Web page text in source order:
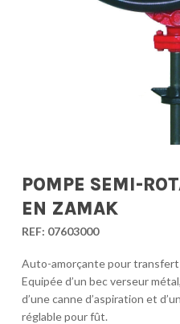
POMPE SEMI-
EN ZAMAK
REF: 07603000
Auto-amorçante pour
Equipée d’un bec verseur
d’une canne d’aspiration et
réglable pour fût.